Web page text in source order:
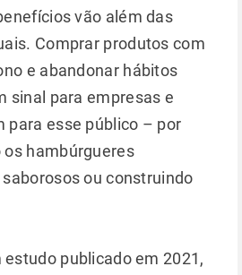
vão além das
Comprar produtos com
e abandonar hábitos
sinal para empresas e
para esse público – por
hambúrgueres
ou construindo
publicado em 2021,